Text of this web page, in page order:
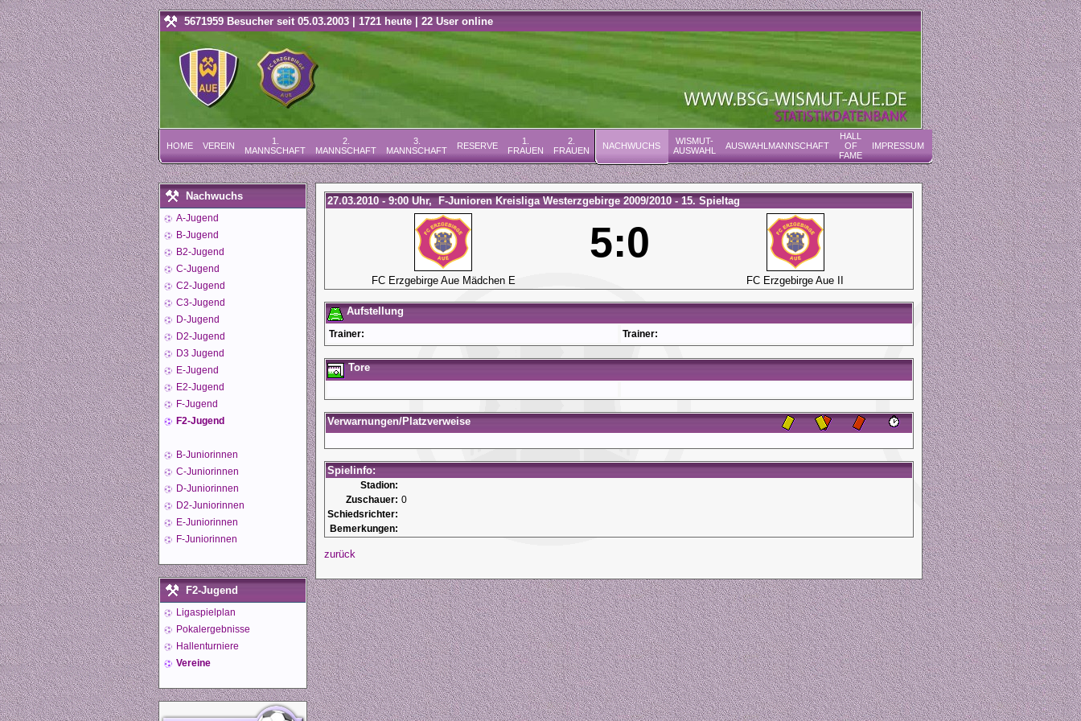
5671959 Besucher seit 05.03.2003 | 1721 heute | 22 User online
HOME VEREIN
1.
MANNSCHAFT
2.
MANNSCHAFT
3.
MANNSCHAFT
RESERVE
1.
FRAUEN
2.
FRAUEN
NACHWUCHS
WISMUT-
AUSWAHL
AUSWAHLMANNSCHAFT
HALL
OF
FAME
IMPRESSUM
Nachwuchs
A-Jugend
B-Jugend
B2-Jugend
C-Jugend
C2-Jugend
C3-Jugend
D-Jugend
D2-Jugend
D3 Jugend
E-Jugend
E2-Jugend
F-Jugend
F2-Jugend
B-Juniorinnen
C-Juniorinnen
D-Juniorinnen
D2-Juniorinnen
E-Juniorinnen
F-Juniorinnen
F2-Jugend
Ligaspielplan
Pokalergebnisse
Hallenturniere
Vereine
27.03.2010 - 9:00 Uhr, F-Junioren Kreisliga Westerzgebirge 2009/2010 - 15. Spieltag
5:0
FC Erzgebirge Aue Mädchen E FC Erzgebirge Aue II
Aufstellung
Trainer: Trainer:
Tore
Verwarnungen/Platzverweise
Spielinfo:
Stadion:
Zuschauer: 0
Schiedsrichter:
Bemerkungen:
zurück